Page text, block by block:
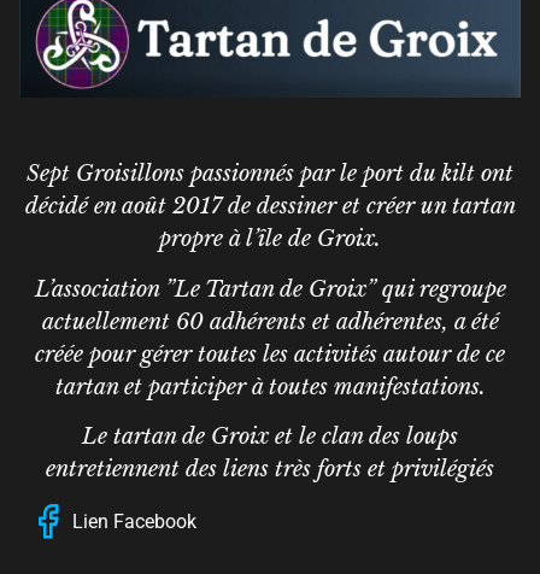
Sept Groisillons passionnés par le port du kilt ont
décidé en août 2017 de dessiner et créer un tartan
propre à l’île de Groix.
L’association ”Le Tartan de Groix” qui regroupe
actuellement 60 adhérents et adhérentes, a été
créée pour gérer toutes les activités autour de ce
tartan et participer à toutes manifestations.
Le tartan de Groix et le clan des loups
entretiennent des liens très forts et privilégiés
Lien Facebook